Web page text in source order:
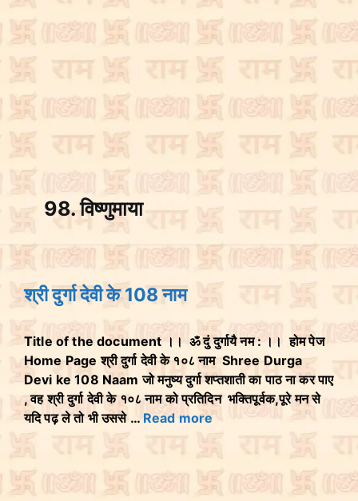
98. विष्णुमाया
श्री दुर्गा देवी के 108 नाम
Title of the document ।। ॐ दुं दुर्गायै नम : ।। होम पेज
Home Page श्री दुर्गा देवी के १०८ नाम Shree Durga
Devi ke 108 Naam जो मनुष्य दुर्गा शप्तशाती का पाठ ना कर पाए
, वह श्री दुर्गा देवी के १०८ नाम को प्रतिदिन भक्तिपूर्वक,पूरे मन से
यदि पढ़ ले तो भी उससे … Read more